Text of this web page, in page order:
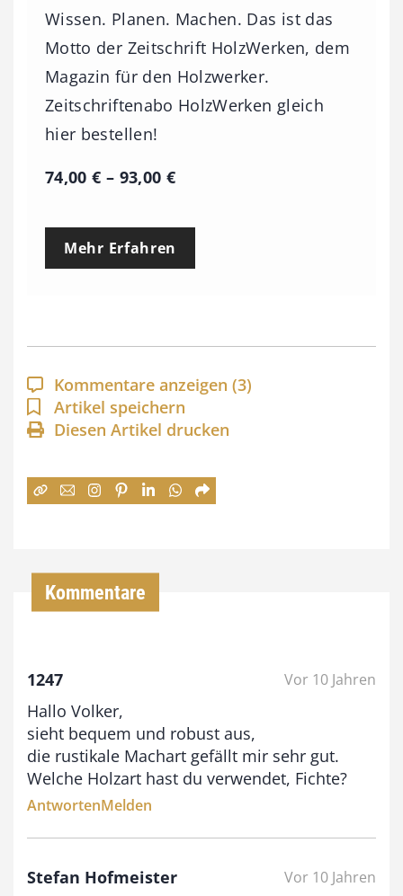
Wissen. Planen. Machen. Das ist das
Motto der Zeitschrift HolzWerken, dem
Magazin für den Holzwerker.
Zeitschriftenabo HolzWerken gleich
hier bestellen!
74,00€ – 93,00 €P
e
p
a
n
n
:
i
s
3
Mehr Erfahren
Kommentare anzeigen (3)
Artikel speichern
Diesen Artikel drucken
Kommentare
1247 Vor 10 Jahren
Hallo Volker,
sieht bequem und robust aus,
die rustikale Machart gefällt mir sehr gut.
Welche Holzart hast du verwendet, Fichte?
AntwortenMelden
Stefan Hofmeister Vor 10 Jahren